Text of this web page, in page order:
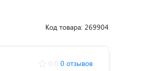
Код товара: 269904
0 отзывов